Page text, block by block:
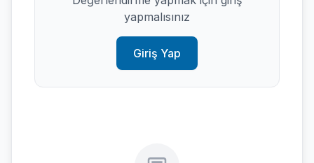
yapmalısınız
Giriş Yap